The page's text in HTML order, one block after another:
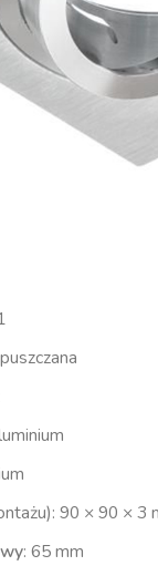
90 × 90 × 3
: 65 mm